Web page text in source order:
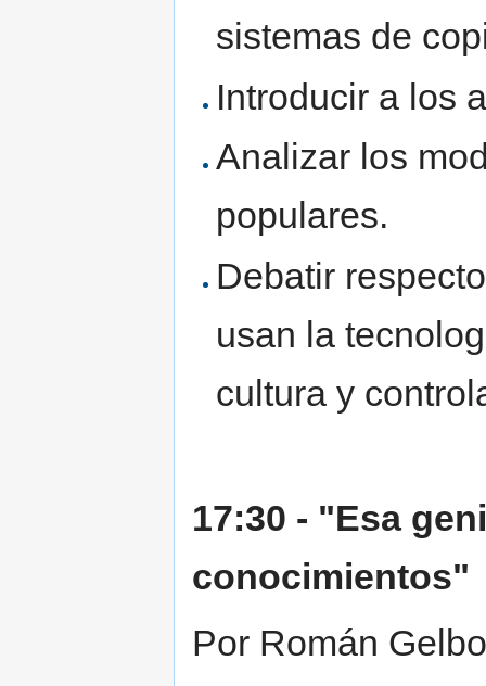
sistemas de
Introducir a los
Analizar los
populares.
Debatir
usan la
cultura y
17:30 - "Esa
conocimientos"
Por Román